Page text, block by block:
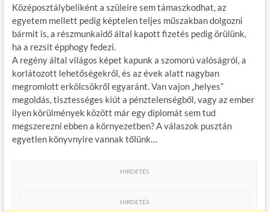
Középosztálybeliként a szüleire sem támaszkodhat, az
egyetem mellett pedig képtelen teljes műszakban dolgozni
bármit is, a részmunkaidő által kapott fizetés pedig örülünk,
ha a rezsit épphogy fedezi.
A regény által világos képet kapunk a szomorú valóságról, a
korlátozott lehetőségekről, és az évek alatt nagyban
megromlott erkölcsökről egyaránt. Van vajon „helyes”
megoldás, tisztességes kiút a pénztelenségből, vagy az ember
ilyen körülmények között már egy diplomát sem tud
megszerezni ebben a környezetben? A válaszok pusztán
egyetlen könyvnyire vannak tőlünk…
HIRDETÉS
HIRDETÉS